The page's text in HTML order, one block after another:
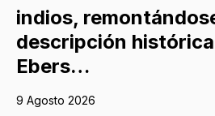
indios,
descripción
Ebers…
9 Agosto 2026